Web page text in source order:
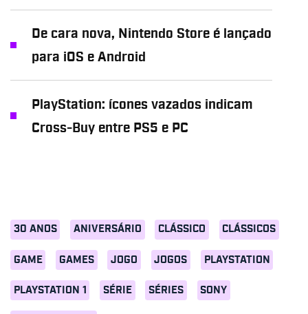
30 ANOS ANIVERSÁRIO CLÁSSICO CLÁSSICOS
GAME GAMES JOGO JOGOS PLAYSTATION
PLAYSTATION 1 SÉRIE SÉRIES SONY
De cara nova, Nintendo Store é lançado
para iOS e Android
PlayStation: ícones vazados indicam
Cross-Buy entre PS5 e PC